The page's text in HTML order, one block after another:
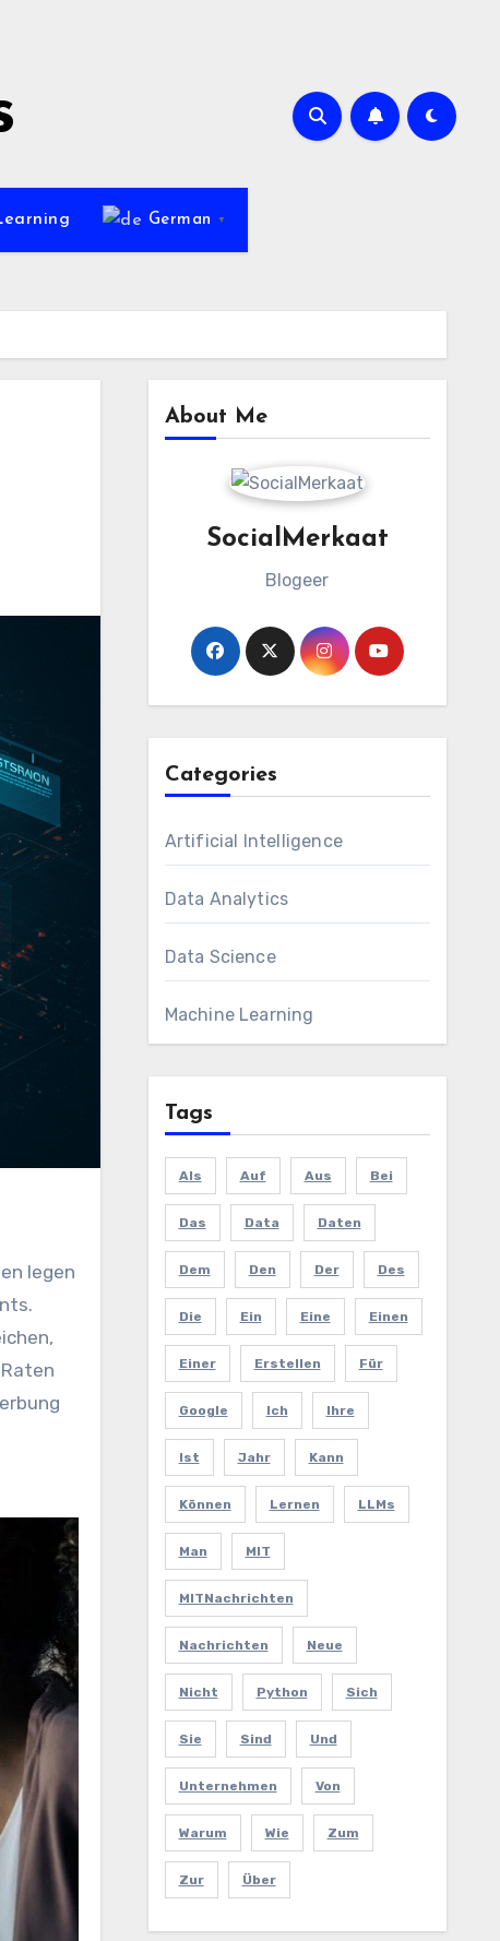
German ▼
About Me
SocialMerkaat
Blogeer
Categories
Artificial Intelligence
Data Analytics
Data Science
Machine Learning
Tags
Als Auf Aus Bei
Das Data Daten
Dem Den Der Des
Die Ein Eine Einen
Einer Erstellen Für
Google Ich Ihre
Ist Jahr Kann
Können Lernen LLMs
Man MIT
MITNachrichten
Nachrichten Neue
Nicht Python Sich
Sie Sind Und
Unternehmen Von
Warum Wie Zum
Zur Über